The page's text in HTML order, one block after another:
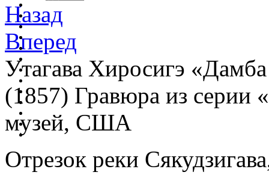
Назад
Вперед
Утагава Хиросигэ
(1857) Гравюра из серии
музей, США
Отрезок реки